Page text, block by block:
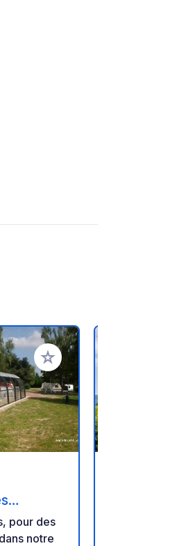
Ajouter à vos favoris
pour des
notre